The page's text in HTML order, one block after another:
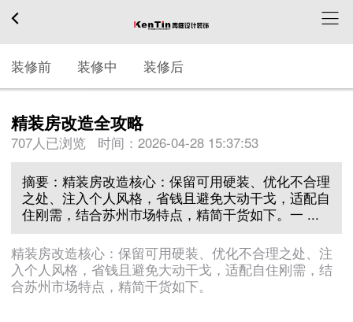
装修前 装修中 装修后
精装房改造全攻略
707人已浏览 时间： 2026-04-28 15:37:53
摘要：精装房改造核心：保留可用硬装、优化不合理
之处、注入个人风格，省钱且避免大动干戈，适配自
住刚需，结合苏州市场特点，精简干货如下。一 ...
精装房改造核心：保留可用硬装、优化不合理之处、注
入个人风格，省钱且避免大动干戈，适配自住刚需，结
合苏州市场特点，精简干货如下。